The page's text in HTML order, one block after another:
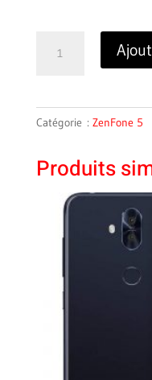
ZS620KL
Catégorie : ZenFone 5
Produits